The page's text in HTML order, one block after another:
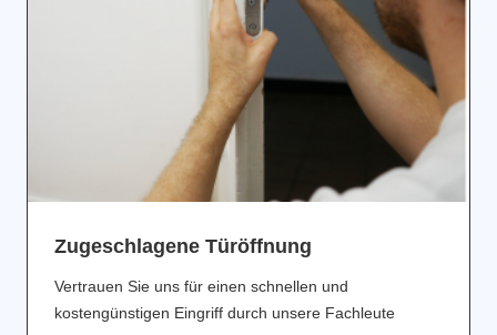
Zugeschlagene Türöffnung
Vertrauen Sie uns für einen schnellen und
kostengünstigen Eingriff durch unsere Fachleute